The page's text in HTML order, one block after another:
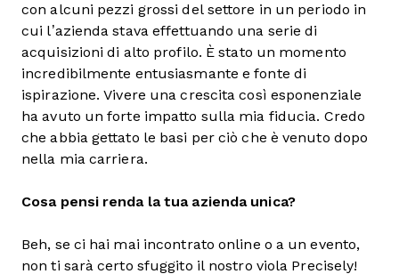
con alcuni pezzi grossi del settore in un periodo in
cui l’azienda stava effettuando una serie di
acquisizioni di alto profilo. È stato un momento
incredibilmente entusiasmante e fonte di
ispirazione. Vivere una crescita così esponenziale
ha avuto un forte impatto sulla mia fiducia. Credo
che abbia gettato le basi per ciò che è venuto dopo
nella mia carriera.
Cosa pensi renda la tua azienda unica?
Beh, se ci hai mai incontrato online o a un evento,
non ti sarà certo sfuggito il nostro viola Precisely!